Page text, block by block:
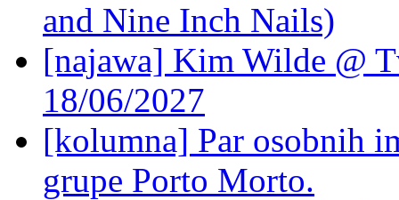
and Nine Inch Nails)
[najawa] Kim Wilde @
18/06/2027
[kolumna] Par osobnih
grupe Porto Morto.